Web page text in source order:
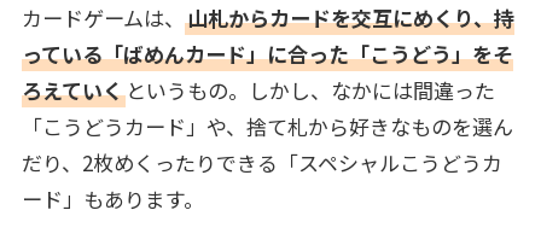
カードゲームは、 山札からカードを交互にめくり、持
っている「ばめんカード」に合った「こうどう」をそ
ろえていくというもの。しかし、なかには間違った
「こうどうカード」や、捨て札から好きなものを選ん
だり、2枚めくったりできる「スペシャルこうどうカ
ード」もあります。